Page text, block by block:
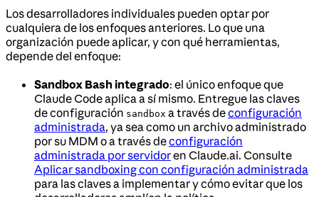
Los desarrolladores individuales pueden optar por
cualquiera de los enfoques anteriores. Lo que una
organización puede aplicar, y con qué herramientas,
depende del enfoque:
Sandbox Bash integrado: el único enfoque que
Claude Code aplica a sí mismo. Entregue las claves
de configuración sandbox a través deconfiguración
administrada, ya sea como un archivo administrado
por su MDM o a través deconfiguración
administrada por servidoren Claude.ai. Consulte
Aplicar sandboxing con configuración administrada
para las claves a implementar y cómo evitar que los